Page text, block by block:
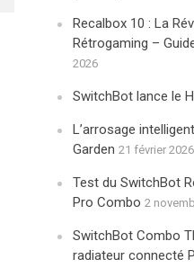
Recalbox 10 : La
Rétrogaming –
2026
SwitchBot lance le
L’arrosage
Garden 21 février 2026
Test du SwitchBot
Pro Combo 2
SwitchBot Combo
radiateur connecté